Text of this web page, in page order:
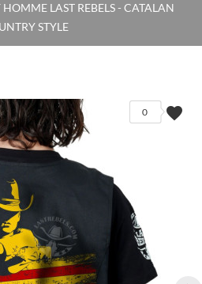
LAST REBELS - CATALAN
STYLE
favorite
0